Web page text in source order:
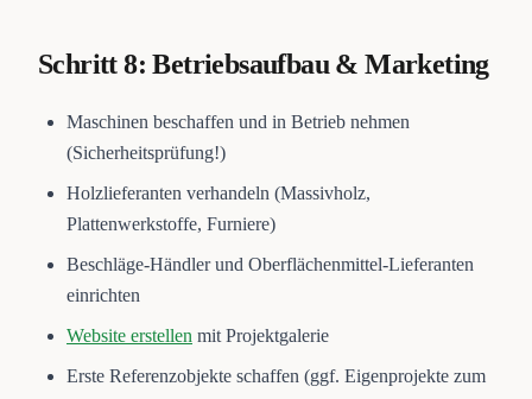
Schritt 8: Betriebsaufbau & Marketing
Maschinen beschaffen und in Betrieb nehmen
(Sicherheitsprüfung!)
Holzlieferanten verhandeln (Massivholz,
Plattenwerkstoffe, Furniere)
Beschläge-Händler und Oberflächenmittel-Lieferanten
einrichten
Website erstellen mit Projektgalerie
Erste Referenzobjekte schaffen (ggf. Eigenprojekte zum